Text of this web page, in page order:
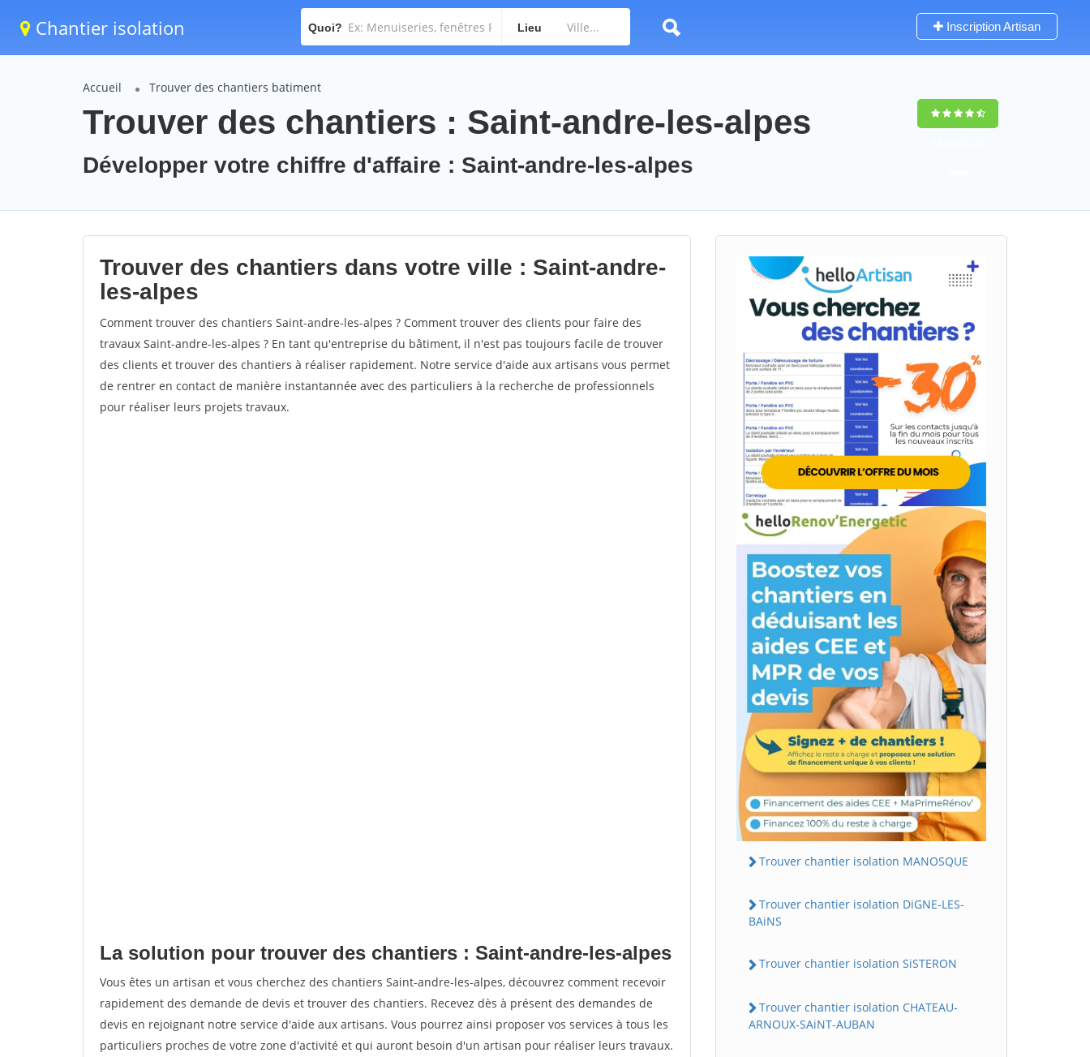
Chantier isolation Quoi? Lieu Inscription Artisan
Accueil Trouver des chantiers batiment
Trouver des chantiers : Saint-andre-les-alpes
Développer votre chiffre d'affaire : Saint-andre-les-alpes
Trouver des chantiers dans votre ville : Saint-andre-
les-alpes
Comment trouver des chantiers Saint-andre-les-alpes ? Comment trouver des clients pour faire des
travaux Saint-andre-les-alpes ? En tant qu'entreprise du bâtiment, il n'est pas toujours facile de trouver
des clients et trouver des chantiers à réaliser rapidement. Notre service d'aide aux artisans vous permet
de rentrer en contact de manière instantannée avec des particuliers à la recherche de professionnels
pour réaliser leurs projets travaux.
La solution pour trouver des chantiers : Saint-andre-les-alpes
Vous êtes un artisan et vous cherchez des chantiers Saint-andre-les-alpes, découvrez comment recevoir
rapidement des demande de devis et trouver des chantiers. Recevez dès à présent des demandes de
devis en rejoignant notre service d'aide aux artisans. Vous pourrez ainsi proposer vos services à tous les
particuliers proches de votre zone d'activité et qui auront besoin d'un artisan pour réaliser leurs travaux.
Trouver chantier isolation MANOSQUE
Trouver chantier isolation DiGNE-LES-
BAiNS
Trouver chantier isolation SiSTERON
Trouver chantier isolation CHATEAU-
ARNOUX-SAiNT-AUBAN